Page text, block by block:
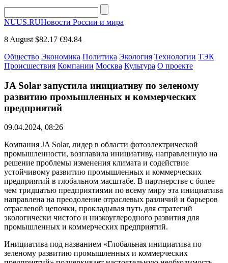
NUUS.RUНовости России и мира
8 August $82.17 €94.84
Общество Экономика Политика Экология Технологии ТЭК
Происшествия Компании Москва Культура О проекте
JA Solar запустила инициативу по зеленому
развитию промышленных и коммерческих
предприятий
09.04.2024, 08:26
Компания JA Solar, лидер в области фотоэлектрической
промышленности, возглавила инициативу, направленную на
решение проблемы изменения климата и содействие
устойчивому развитию промышленных и коммерческих
предприятий в глобальном масштабе. В партнерстве с более
чем тридцатью предприятиями по всему миру эта инициатива
направлена на преодоление отраслевых различий и барьеров
отраслевой цепочки, прокладывая путь для стратегий
экологически чистого и низкоуглеродного развития для
промышленных и коммерческих предприятий.
Инициатива под названием «Глобальная инициатива по
зеленому развитию промышленных и коммерческих